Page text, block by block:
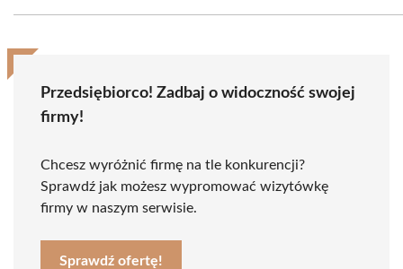
Przedsiębiorco! Zadbaj o widoczność swojej
firmy!
Chcesz wyróżnić firmę na tle konkurencji?
Sprawdź jak możesz wypromować wizytówkę
firmy w naszym serwisie.
Sprawdź ofertę!